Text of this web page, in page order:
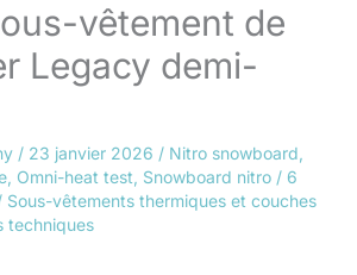
vêtement de
Legacy demi-
/ 23 janvier 2026 / Nitro snowboard
Omni-heat test Snowboard nitro / 6
Sous-vêtements thermiques et couches
techniques